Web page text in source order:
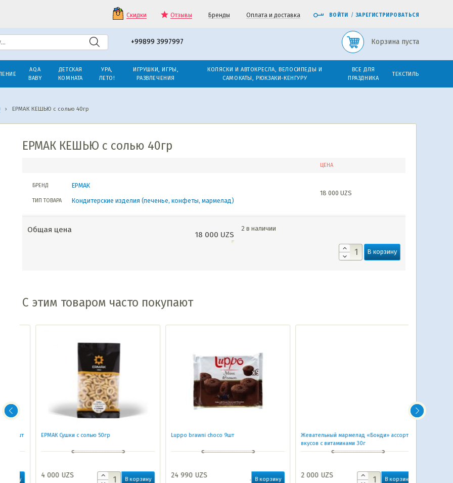
Скидки Отзывы Бренды Оплата и доставка ВОЙТИ / ЗАРЕГИСТРИРОВАТЬСЯ
+99899 3997997 Корзина пуста
AQA
BABY
ДЕТСКАЯ
КОМНАТА
УРА,
ЛЕТО!
ИГРУШКИ, ИГРЫ,
РАЗВЛЕЧЕНИЯ
КОЛЯСКИ И АВТОКРЕСЛА, ВЕЛОСИПЕДЫ И
САМОКАТЫ, РЮКЗАКИ-КЕНГУРУ
ВСЕ ДЛЯ
ПРАЗДНИКА
ТЕКСТИЛЬ
› ЕРМАК КЕШЬЮ с солью 40гр
ЕРМАК КЕШЬЮ с солью 40гр
ЦЕНА
БРЕНД ЕРМАК
ТИП ТОВАРА Кондитерские изделия (печенье, конфеты, мармелад)
18 000UZS
Общая цена
18 000 UZS
2 в наличии
В корзину
С этим товаром часто покупают
ЕРМАК Сушки с солью 50гр
4 000UZS В корзину
Luppo brawni choco 9шт
24 990UZS В корзину
Жевательный мармелад «Бонди» ассорти
вкусов с витаминами 30г
2 000UZS В корзину